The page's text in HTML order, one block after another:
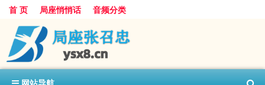
首 页 局座悄悄话 音频分类
网站导航